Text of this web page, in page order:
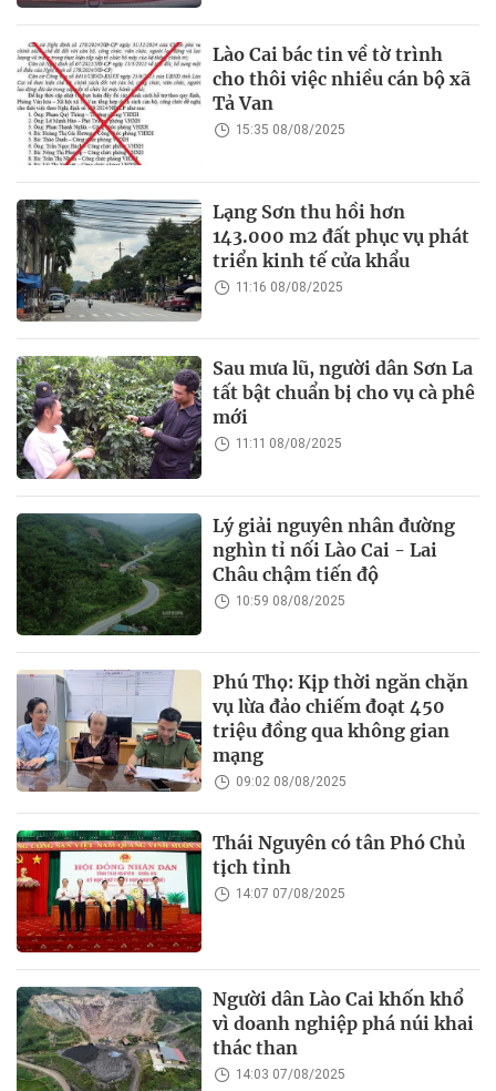
Lào Cai bác tin về tờ trình
cho thôi việc nhiều cán bộ xã
Tả Van
15:35 08/08/2025
Lạng Sơn thu hồi hơn
143.000 m2 đất phục vụ phát
triển kinh tế cửa khẩu
11:16 08/08/2025
Sau mưa lũ, người dân Sơn La
tất bật chuẩn bị cho vụ cà phê
mới
11:11 08/08/2025
Lý giải nguyên nhân đường
nghìn tỉ nối Lào Cai - Lai
Châu chậm tiến độ
10:59 08/08/2025
Phú Thọ: Kịp thời ngăn chặn
vụ lừa đảo chiếm đoạt 450
triệu đồng qua không gian
mạng
09:02 08/08/2025
Thái Nguyên có tân Phó Chủ
tịch tỉnh
14:07 07/08/2025
Người dân Lào Cai khốn khổ
vì doanh nghiệp phá núi khai
thác than
14:03 07/08/2025